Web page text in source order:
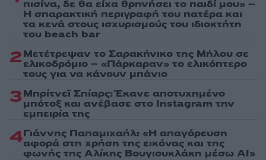
πισίνα, δε θα είχα θρηνήσει το παιδί μου» –
Η σπαρακτική περιγραφή του πατέρα και
τα κενά στους ισχυρισμούς του ιδιοκτήτη
του beach bar
2Μετέτρεψαν το Σαρακήνικο της Μήλου σε
ελικοδρόμιο – «Πάρκαραν» το ελικόπτερο
τους για να κάνουν μπάνιο
3Μπρίτνεϊ Σπίαρς: Έκανε αποτυχημένο
μπότοξ και ανέβασε στο Instagram την
εμπειρία της
4Γιάννης Παπαμιχαήλ: «Η απαγόρευση
αφορά στη χρήση της εικόνας και της
φωνής της Αλίκης Βουγιουκλάκη μέσω AI»